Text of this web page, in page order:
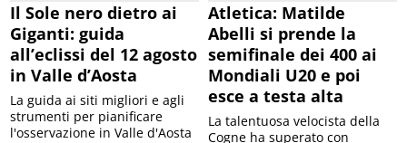
Il Sole nero dietro ai
Giganti: guida
all’eclissi del 12 agosto
in Valle d’Aosta
La guida ai siti migliori e agli
strumenti per pianificare
l'osservazione in Valle d'Aosta
Atletica: Matilde
Abelli si prende la
semifinale dei 400 ai
Mondiali U20 e poi
esce a testa alta
La talentuosa velocista della
Cogne ha superato con